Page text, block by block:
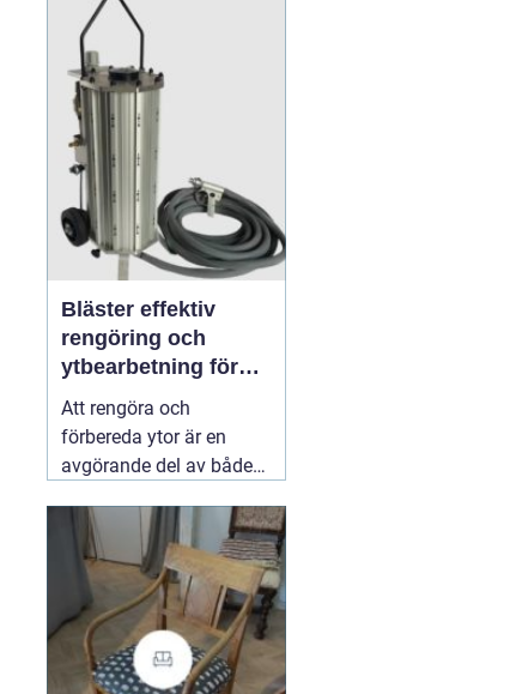
skapar en gemensam
säkerhetsnivå i en
bransch där jobbet ofta
sker långt frå...
Bläster effektiv
rengöring och
ytbearbetning för
proffs och
hantverkare
Att rengöra och
förbereda ytor är en
avgörande del av både
renovering. Färg, rost,
smuts och gamla
beläggningar gör att
material åldras snabbare
och försämrar
slutresultatet vid